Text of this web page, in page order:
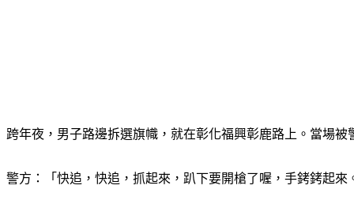
跨年夜，男子路邊拆選旗幟，就在彰化福興彰鹿路上。當場被
警方：「快追，快追，抓起來，趴下要開槍了喔，手銬銬起來